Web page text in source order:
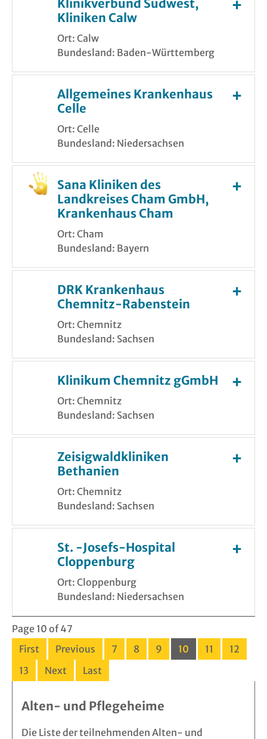
Klinikverbund Südwest,
Kliniken Calw
Ort: Calw
Bundesland: Baden-Württemberg
Allgemeines Krankenhaus
Celle
Ort: Celle
Bundesland: Niedersachsen
Sana Kliniken des
Landkreises Cham GmbH,
Krankenhaus Cham
Ort: Cham
Bundesland: Bayern
DRK Krankenhaus
Chemnitz-Rabenstein
Ort: Chemnitz
Bundesland: Sachsen
Klinikum Chemnitz gGmbH
Ort: Chemnitz
Bundesland: Sachsen
Zeisigwaldkliniken
Bethanien
Ort: Chemnitz
Bundesland: Sachsen
St. -Josefs-Hospital
Cloppenburg
Ort: Cloppenburg
Bundesland: Niedersachsen
Page 10 of 47
First
Previous 7 8 9 10 11
12
13
Next Last
Alten- und Pflegeheime
Die Liste der teilnehmenden Alten- und